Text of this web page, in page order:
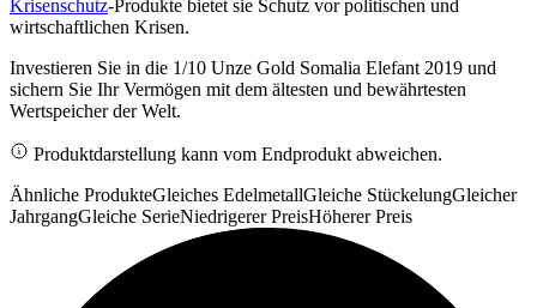
Krisenschutz-Produkte bietet sie Schutz vor politischen und
wirtschaftlichen Krisen.
Investieren Sie in die 1/10 Unze Gold Somalia Elefant 2019 und
sichern Sie Ihr Vermögen mit dem ältesten und bewährtesten
Wertspeicher der Welt.
Produktdarstellung kann vom Endprodukt abweichen.
Ähnliche ProdukteGleiches EdelmetallGleiche StückelungGleicher
JahrgangGleiche SerieNiedrigerer PreisHöherer Preis